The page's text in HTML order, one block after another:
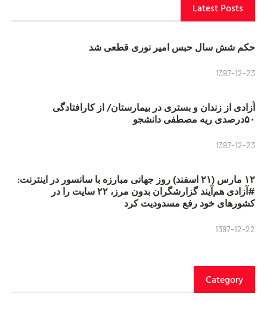
Latest Posts
حکم شش سال حبس امیر نوری قطعی شد
1397-12-23
آزادی از زندان و بستری در بیمارستان/ از کارافتادگی
۵۰درصدی ریه مصطفی دانشجو
1397-12-23
۱۲ مارس (۲۱ اسفند) روز جهانی مبارزه با سانسور در اینترنت:
#آزادی هم‌آیند گزارشگران‌ بدون مرز، ۲۲ سایت را در
کشورهای خود رفع مسدودیت کرد
1397-12-22
Category